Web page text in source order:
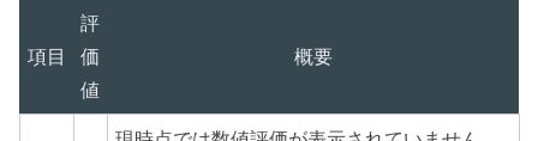
項目
評
価
値
概要